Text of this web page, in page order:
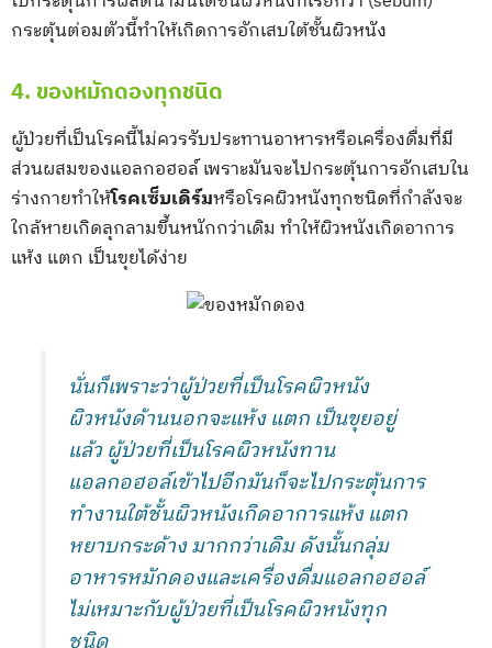
กระตุ้นต่อมตัวนี้ทำให้เกิดการอักเสบใต้ชั้นผิวหนัง
4. ของหมักดองทุกชนิด
ผู้ป่วยที่เป็นโรคนี้ไม่ควรรับประทานอาหารหรือเครื่องดื่มที่มี
ส่วนผสมของแอลกอฮอล์ เพราะมันจะไปกระตุ้นการอักเสบใน
ร่างกายทำให้โรคเซ็บเดิร์มหรือโรคผิวหนังทุกชนิดที่กำลังจะ
ใกล้หายเกิดลุกลามขึ้นหนักกว่าเดิม ทำให้ผิวหนังเกิดอาการ
แห้ง แตก เป็นขุยได้ง่าย
นั่นก็เพราะว่าผู้ป่วยที่เป็นโรคผิวหนัง
ผิวหนังด้านนอกจะแห้ง แตก เป็นขุยอยู่
แล้ว ผู้ป่วยที่เป็นโรคผิวหนังทาน
แอลกอฮอล์เข้าไปอีกมันก็จะไปกระตุ้นการ
ทำงานใต้ชั้นผิวหนังเกิดอาการแห้ง แตก
หยาบกระด้าง มากกว่าเดิม ดังนั้นกลุ่ม
อาหารหมักดองและเครื่องดื่มแอลกอฮอล์
ไม่เหมาะกับผู้ป่วยที่เป็นโรคผิวหนังทุก